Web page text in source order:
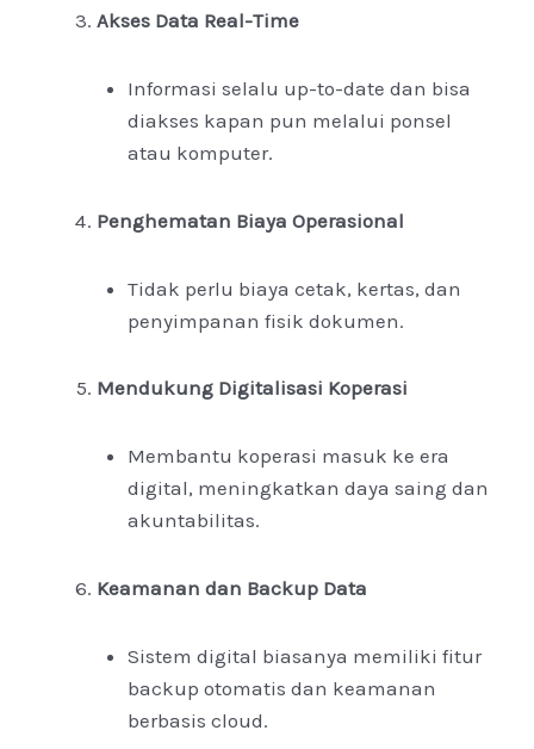
Akses Data Real-Time
Informasi selalu up-to-date dan bisa
diakses kapan pun melalui ponsel
atau komputer.
Penghematan Biaya Operasional
Tidak perlu biaya cetak, kertas, dan
penyimpanan fisik dokumen.
Mendukung Digitalisasi Koperasi
Membantu koperasi masuk ke era
digital, meningkatkan daya saing dan
akuntabilitas.
Keamanan dan Backup Data
Sistem digital biasanya memiliki fitur
backup otomatis dan keamanan
berbasis cloud.